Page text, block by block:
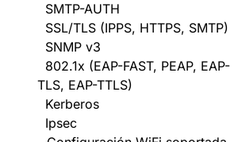
SMTP-AUTH
SSL/TLS (IPPS, HTTPS, SMTP)
SNMP v3
802.1x (EAP-FAST, PEAP, EAP-
TLS, EAP-TTLS)
Kerberos
Ipsec